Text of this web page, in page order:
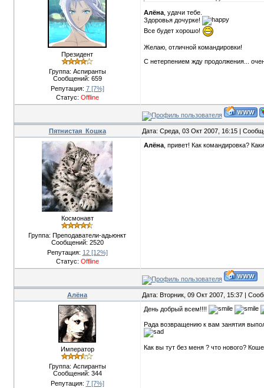
Президент
Группа: Аспиранты
Сообщений: 659
Репутация: 7 [7%]
Статус: Offline
Алёна, удачи тебе.
Здоровья дочурке!
Все будет хорошо!
Желаю, отличной командировки!
С нетерпением жду продолжения...
Пятнистая_Кошка Дата: Среда, 03 Окт 2007, 16:15 |
Космонавт
Группа: Преподаватели-адьюнкт
Сообщений: 2520
Репутация: 12 [12%]
Статус: Offline
Алёна, привет! Как командировка?
Алёна Дата: Вторник, 09 Окт 2007, 15:37 |
Император
Группа: Аспиранты
Сообщений: 344
Репутация: 7 [7%]
День добрый всем!!!!
Рада возвращению к вам занятия
Как вы тут без меня ? что нового?